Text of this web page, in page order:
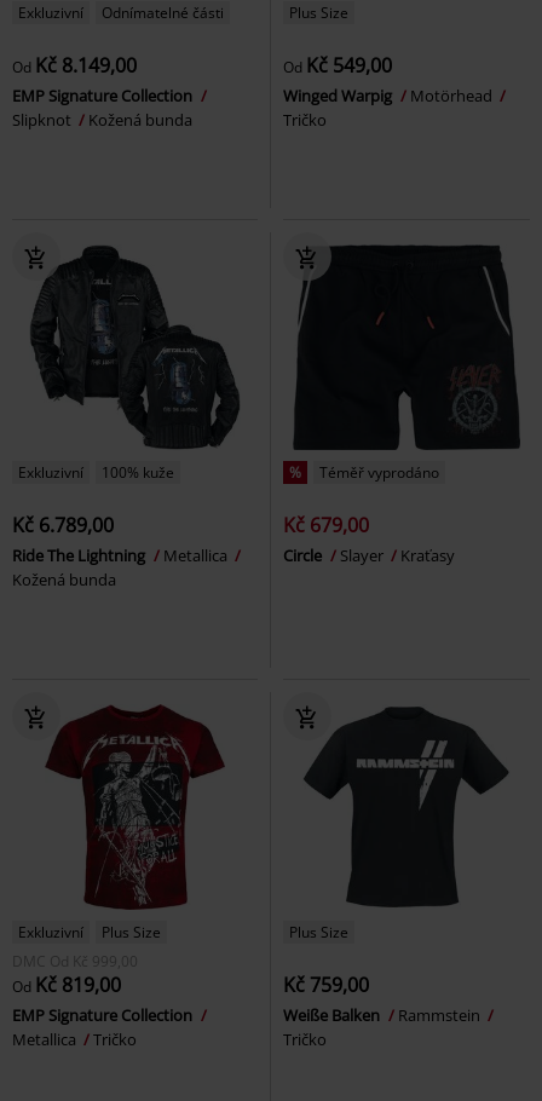
Exkluzivní Odnímatelné části
Od Kč 8.149,00
EMP Signature Collection
Slipknot
Kožená bunda
Plus Size
Od Kč 549,00
Winged Warpig
Motörhead
Tričko
Exkluzivní 100% kuže
Kč 6.789,00
Ride The Lightning
Metallica
Kožená bunda
% Téměř vyprodáno
Kč 679,00
Circle Slayer Kraťasy
Exkluzivní
Plus Size
DMC Od Kč 999,00
Od Kč 819,00
EMP Signature Collection
Metallica
Tričko
Plus Size
Kč 759,00
Weiße Balken
Rammstein
Tričko